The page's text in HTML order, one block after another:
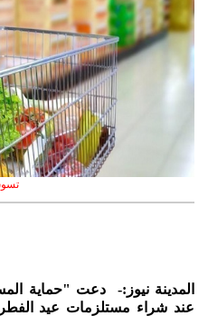
المدينة نيوز:- دعت "حماية
عند شراء مستلزمات عيد الفطر